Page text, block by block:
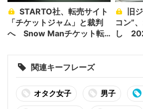
「チケットジャム」と裁判
へ Snow Manチケット転
コン”
し
関連キーフレーズ
オタク女子 男子